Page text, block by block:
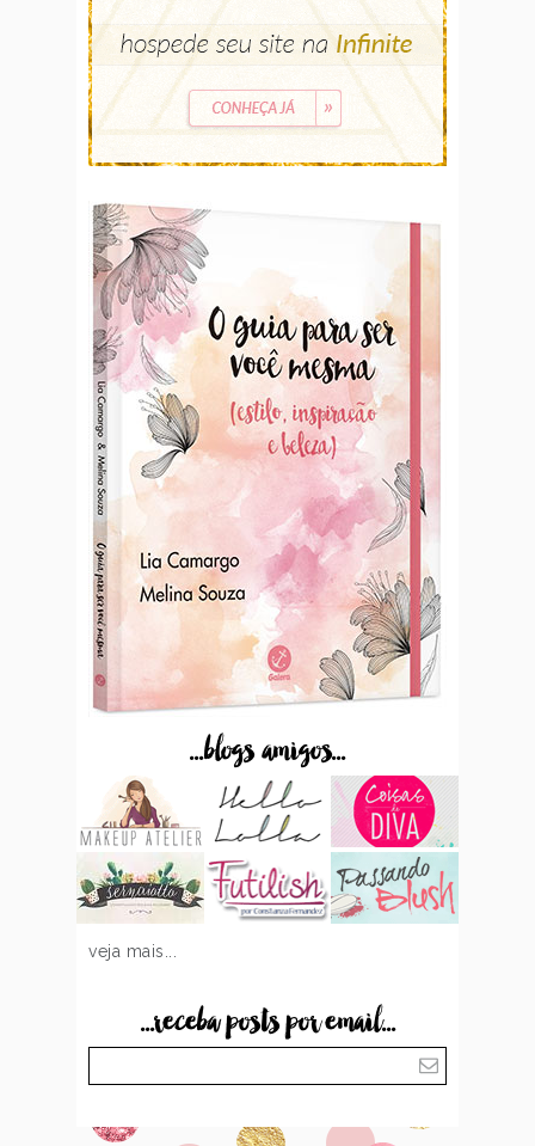
...blogs amigos...
veja mais...
...receba posts por email...